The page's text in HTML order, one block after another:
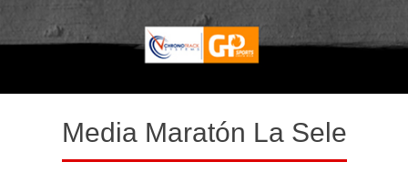
Media Maratón La Sele